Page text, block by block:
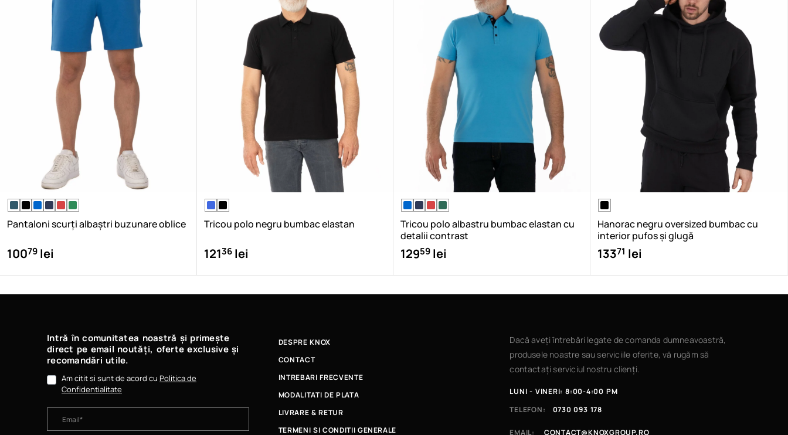
Pantaloni scurți albaștri buzunare oblice
10079 lei
Tricou polo negru bumbac elastan
12136lei
Tricou polo albastru bumbac elastan cu
detalii contrast
12959 lei
Hanorac negru oversized bumbac cu
interior pufos și glugă
13371 lei
Intră în comunitatea noastră și primește
direct pe email noutăți, oferte exclusive și
recomandări utile.
Am citit si sunt de acord cu Politica de
Confidentialitate
DESPRE KNOX
CONTACT
INTREBARI FRECVENTE
MODALITATI DE PLATA
LIVRARE & RETUR
TERMENI SI CONDITII GENERALE
Dacă aveți întrebări legate de comanda dumneavoastră,
produsele noastre sau serviciile oferite, vă rugăm să
contactați serviciul nostru clienți.
LUNI - VINERI: 8:00-4:00 PM
TELEFON:
0730 093 178
EMAIL: CONTACT@KNOXGROUP.RO